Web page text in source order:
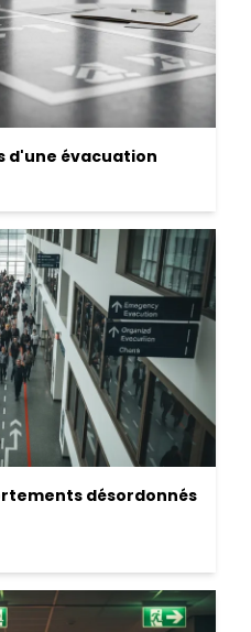
d'une évacuation
désordonnés